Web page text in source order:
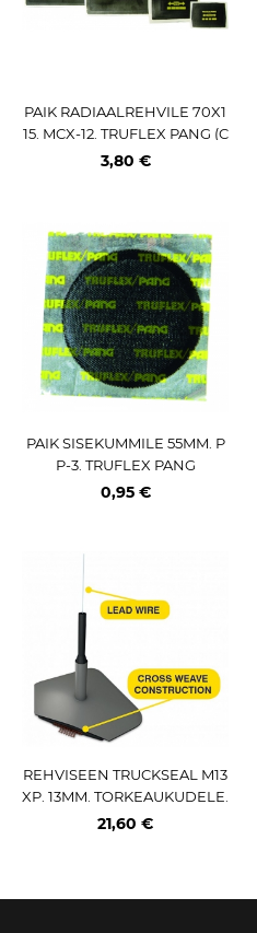
PAIK RADIAALREHVILE 70X1
15. MCX-12. TRUFLEX PANG (C
T12)
3,80 €
PAIK SISEKUMMILE 55MM. P
P-3. TRUFLEX PANG
0,95 €
REHVISEEN TRUCKSEAL M13
XP. 13MM. TORKEAUKUDELE.
1TK TRUFLEX PANG
21,60 €